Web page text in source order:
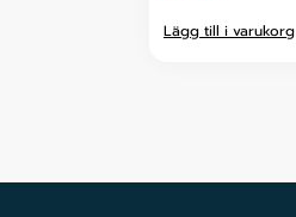
Lägg till i varukorg